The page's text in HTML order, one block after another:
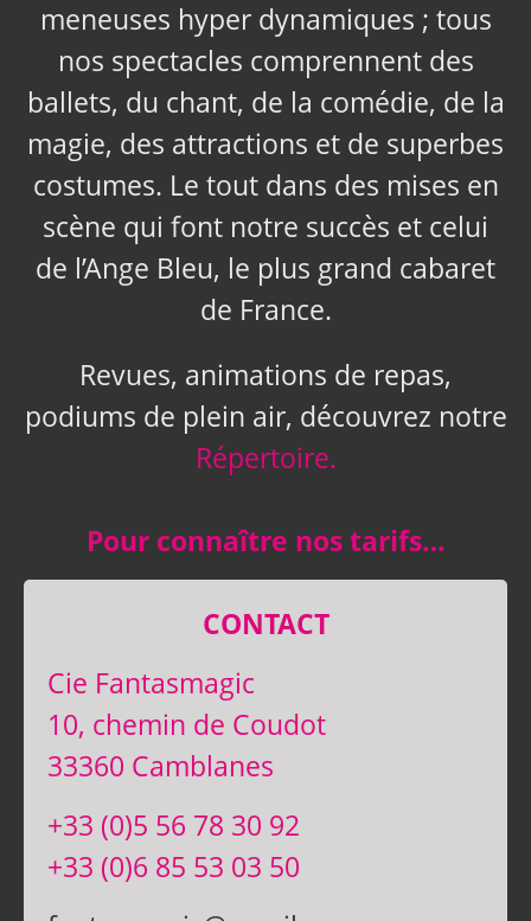
meneuses hyper dynamiques ; tous
nos spectacles comprennent des
ballets, du chant, de la comédie, de la
magie, des attractions et de superbes
costumes. Le tout dans des mises en
scène qui font notre succès et celui
de l’Ange Bleu, le plus grand cabaret
de France.
Revues, animations de repas,
podiums de plein air, découvrez notre
Répertoire.
Pour connaître nos tarifs…
CONTACT
Cie Fantasmagic
10, chemin de Coudot
33360 Camblanes
+33 (0)5 56 78 30 92
+33 (0)6 85 53 03 50